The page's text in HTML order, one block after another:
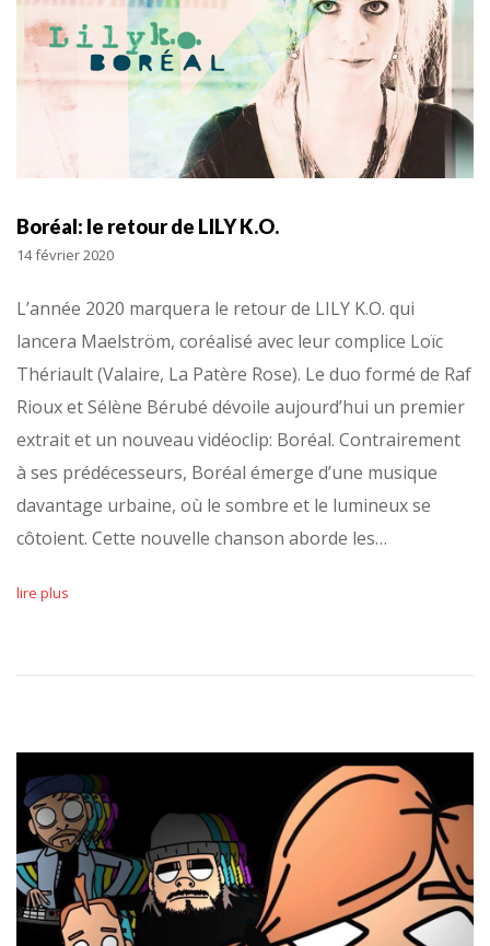
Boréal: le retour de LILY K.O.
14 février 2020
L’année 2020 marquera le retour de LILY K.O. qui
lancera Maelström, coréalisé avec leur complice Loïc
Thériault (Valaire, La Patère Rose). Le duo formé de Raf
Rioux et Sélène Bérubé dévoile aujourd’hui un premier
extrait et un nouveau vidéoclip: Boréal. Contrairement
à ses prédécesseurs, Boréal émerge d’une musique
davantage urbaine, où le sombre et le lumineux se
côtoient. Cette nouvelle chanson aborde les…
lire plus